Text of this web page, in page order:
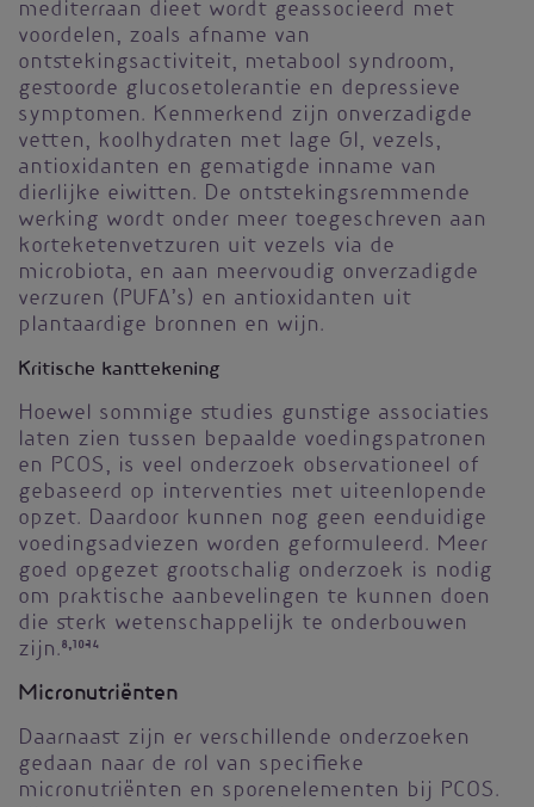
mediterraan dieet wordt geassocieerd met
voordelen, zoals afname van
ontstekingsactiviteit, metabool syndroom,
gestoorde glucosetolerantie en depressieve
symptomen. Kenmerkend zijn onverzadigde
vetten, koolhydraten met lage GI, vezels,
antioxidanten en gematigde inname van
dierlijke eiwitten. De ontstekingsremmende
werking wordt onder meer toegeschreven aan
korteketenvetzuren uit vezels via de
microbiota, en aan meervoudig onverzadigde
verzuren (PUFA’s) en antioxidanten uit
plantaardige bronnen en wijn.
Kritische kanttekening
Hoewel sommige studies gunstige associaties
laten zien tussen bepaalde voedingspatronen
en PCOS, is veel onderzoek observationeel of
gebaseerd op interventies met uiteenlopende
opzet. Daardoor kunnen nog geen eenduidige
voedingsadviezen worden geformuleerd. Meer
goed opgezet grootschalig onderzoek is nodig
om praktische aanbevelingen te kunnen doen
die sterk wetenschappelijk te onderbouwen
zijn.8,10-14
Micronutriënten
Daarnaast zijn er verschillende onderzoeken
gedaan naar de rol van specifieke
micronutriënten en sporenelementen bij PCOS.